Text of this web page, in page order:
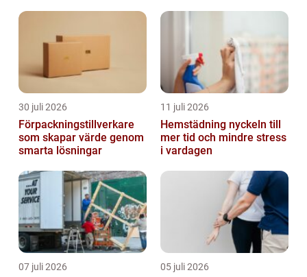
30 juli 2026
Förpackningstillverkare
som skapar värde genom
smarta lösningar
11 juli 2026
Hemstädning nyckeln till
mer tid och mindre stress
i vardagen
07 juli 2026 05 juli 2026